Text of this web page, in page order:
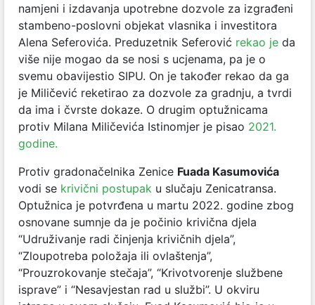
namjeni i izdavanja upotrebne dozvole za izgrađeni
stambeno-poslovni objekat vlasnika i investitora
Alena Seferovića. Preduzetnik Seferović rekao je da
više nije mogao da se nosi s ucjenama, pa je o
svemu obavijestio SIPU. On je također rekao da ga
je Miličević reketirao za dozvole za gradnju, a tvrdi
da ima i čvrste dokaze. O drugim optužnicama
protiv Milana Miličevića Istinomjer je pisao 2021.
godine.
Protiv gradonačelnika Zenice Fuada Kasumovića
vodi se krivični postupak u slučaju Zenicatransa.
Optužnica je potvrđena u martu 2022. godine zbog
osnovane sumnje da je počinio krivična djela
“Udruživanje radi činjenja krivičnih djela”,
“Zloupotreba položaja ili ovlaštenja”,
“Prouzrokovanje stečaja”, “Krivotvorenje službene
isprave” i “Nesavjestan rad u službi”. U okviru